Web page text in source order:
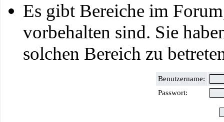
Es gibt Bereiche im
vorbehalten sind. Sie
solchen Bereich zu
Benutzername:
Passwort: